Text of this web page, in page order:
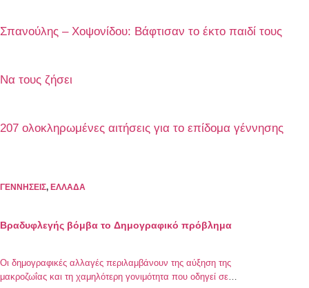
Σπανούλης – Χοψονίδου: Βάφτισαν το έκτο παιδί τους
Να τους ζήσει
207 ολοκληρωμένες αιτήσεις για το επίδομα γέννησης
ΓΕΝΝΗΣΕΙΣ, ΕΛΛΑΔΑ
Bραδυφλεγής βόμβα το Δημογραφικό πρόβλημα
Oι δημογραφικές αλλαγές περιλαμβάνουν της αύξηση της
μακροζωΐας και τη χαμηλότερη γονιμότητα που οδηγεί σε